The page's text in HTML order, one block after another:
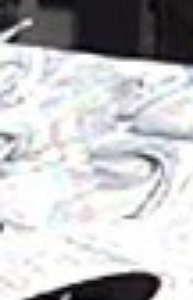
Corporate